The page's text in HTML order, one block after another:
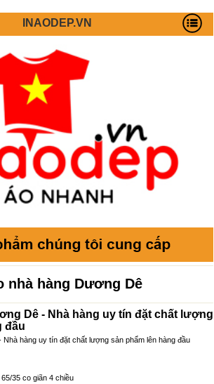
INAODEP.VN
nhà hàng Dương Dê
Dê - Nhà hàng uy tín đặt chất lượng
đầu
Nhà hàng uy tín đặt chất lượng sản phẩm lên hàng đầu
35 co giãn 4 chiều